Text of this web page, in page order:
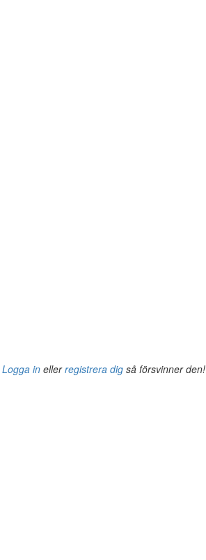
Logga inellerregistrera digså försvinner den!